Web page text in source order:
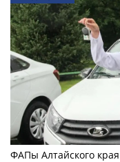
ФАПы Алтайского